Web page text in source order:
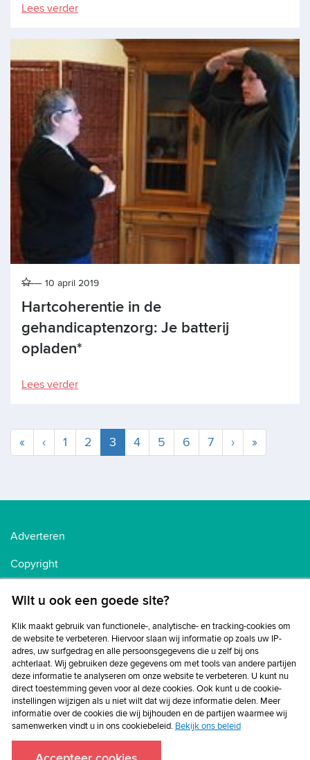
Lees verder
Hartcoherentie in de
gehandicaptenzorg: Je batterij
opladen*
10 april 2019
Lees verder
« ‹ 1 2 3 Huidige
4 5 6 7 › »
Adverteren
Copyright
Cookiebeleid
Privacybeleid
Disclaimer
Wilt u ook een goede site?
Klik maakt gebruik van functionele-, analytische- en tracking-cookies om
de website te verbeteren. Hiervoor slaan wij informatie op zoals uw IP-
adres, uw surfgedrag en alle persoonsgegevens die u zelf bij ons
achterlaat. Wij gebruiken deze gegevens om met tools van andere partijen
deze informatie te analyseren om onze website te verbeteren. U kunt nu
direct toestemming geven voor al deze cookies. Ook kunt u de cookie-
instellingen wijzigen als u niet wilt dat wij deze informatie delen. Meer
informatie over de cookies die wij bijhouden en de partijen waarmee wij
samenwerken vindt u in ons cookiebeleid. Bekijk ons beleid